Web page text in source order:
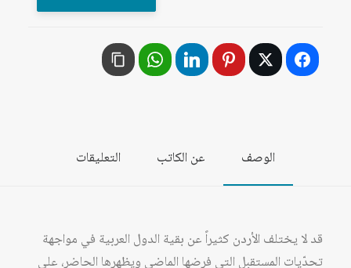
إلى
أين؟
المستقبليةالوصف عن الكاتب التعليقات
قد لا يختلف الأردن كثيراً عن بقية الدول العربية في مواجهة
تحدّيات المستقبل التي فرضها الماضي ويظهرها الحاضر، على